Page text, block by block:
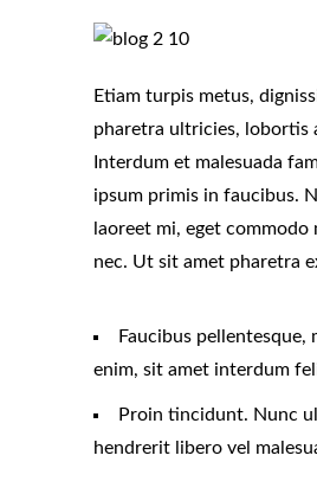
Etiam turpis metus,
pharetra ultricies, lobortis
Interdum et malesuada
ipsum primis in faucibus.
laoreet mi, eget commodo
nec. Ut sit amet pharetra
Faucibus pellentesque,
enim, sit amet interdum
Proin tincidunt. Nunc
hendrerit libero vel